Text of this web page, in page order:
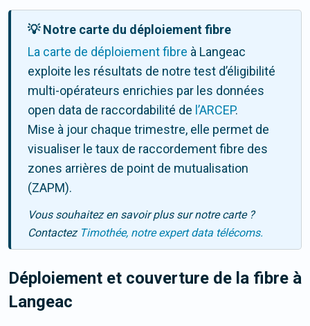
💡 Notre carte du déploiement fibre
La carte de déploiement fibre à Langeac
exploite les résultats de notre test d’éligibilité
multi-opérateurs enrichies par les données
open data de raccordabilité de l’ARCEP.
Mise à jour chaque trimestre, elle permet de
visualiser le taux de raccordement fibre des
zones arrières de point de mutualisation
(ZAPM).
Vous souhaitez en savoir plus sur notre carte ?
Contactez Timothée, notre expert data télécoms.
Déploiement et couverture de la fibre à
Langeac